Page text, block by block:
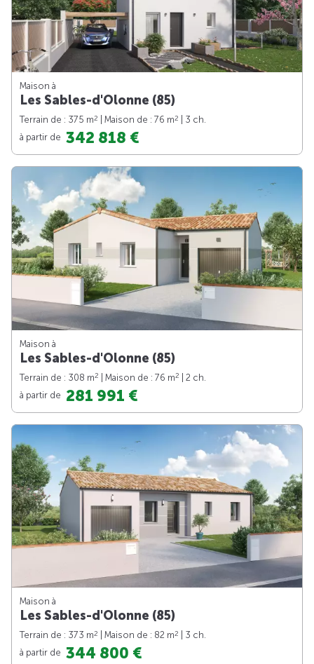
Maison à
Les Sables-d'Olonne (85)
Terrain de : 375 m2 | Maison de : 76 m2
| 3 ch.
à partir de 342 818 €
Maison à
Les Sables-d'Olonne (85)
Terrain de : 308 m2 | Maison de : 76 m2
| 2 ch.
à partir de 281 991 €
Maison à
Les Sables-d'Olonne (85)
Terrain de : 373 m2 | Maison de : 82 m2
| 3 ch.
à partir de 344 800 €